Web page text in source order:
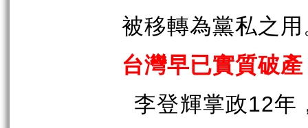
被移轉為黨私之
台灣早已實質破產
李登輝掌政12年